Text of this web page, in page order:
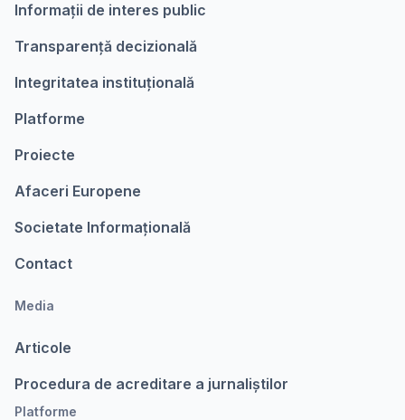
Informații de interes public
Transparență decizională
Integritatea instituțională
Platforme
Proiecte
Afaceri Europene
Societate Informațională
Contact
Media
Articole
Procedura de acreditare a jurnaliștilor
Platforme